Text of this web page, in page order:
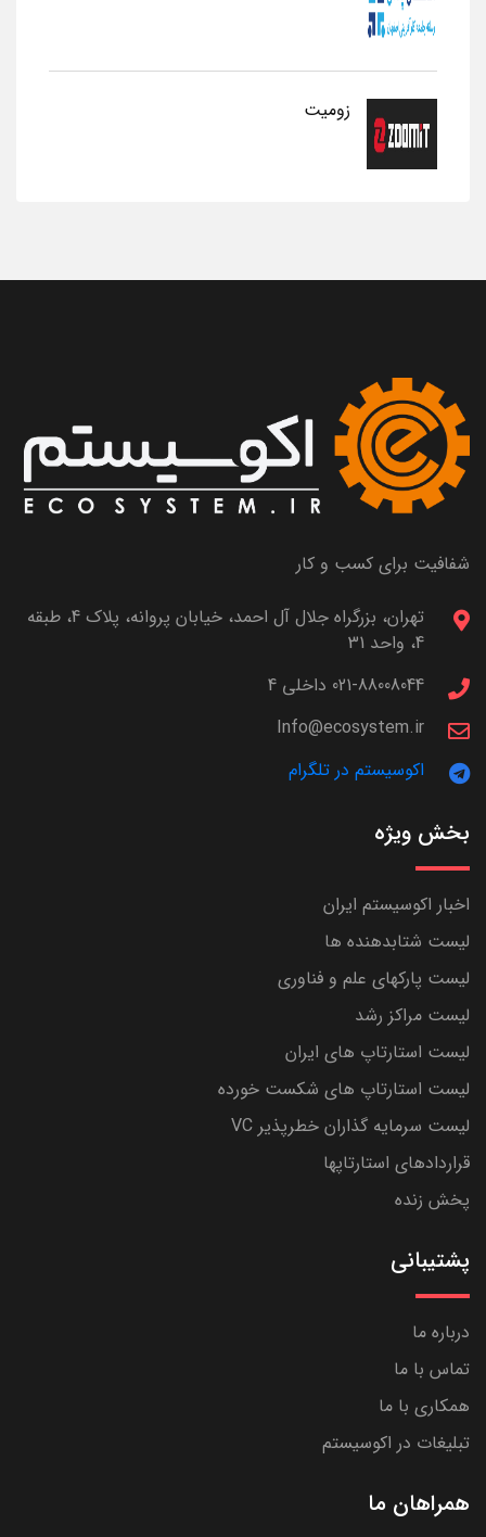
زومیت
شفافیت برای کسب و کار
تهران، بزرگراه جلال آل احمد، خیابان پروانه، پلاک 4، طبقه
4، واحد 31
021-88008044 داخلی 4
Info@ecosystem.ir
اکوسیستم در تلگرام
بخش ویژه
اخبار اکوسیستم ایران
لیست شتابدهنده ها
لیست پارکهای علم و فناوری
لیست مراکز رشد
لیست استارتاپ های ایران
لیست استارتاپ های شکست خورده
لیست سرمایه گذاران خطرپذیر VC
قراردادهای استارتاپها
پخش زنده
پشتیبانی
درباره ما
تماس با ما
همکاری با ما
تبلیغات در اکوسیستم
همراهان ما